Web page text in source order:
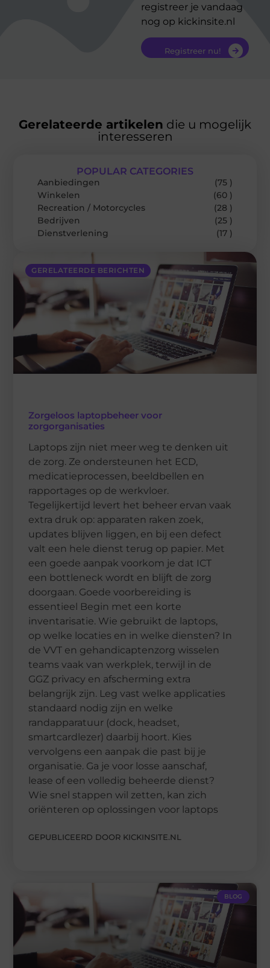
registreer je vandaag
nog op kickinsite.nl
Registreer nu!
Gerelateerde artikelen die u mogelijk
interesseren
GERELATEERDE BERICHTEN
Zorgeloos laptopbeheer voor
zorgorganisaties
Laptops zijn niet meer weg te denken uit
de zorg. Ze ondersteunen het ECD,
medicatieprocessen, beeldbellen en
rapportages op de werkvloer.
Tegelijkertijd levert het beheer ervan vaak
extra druk op: apparaten raken zoek,
updates blijven liggen, en bij een defect
valt een hele dienst terug op papier. Met
een goede aanpak voorkom je dat ICT
een bottleneck wordt en blijft de zorg
doorgaan. Goede voorbereiding is
essentieel Begin met een korte
inventarisatie. Wie gebruikt de laptops,
op welke locaties en in welke diensten? In
de VVT en gehandicaptenzorg wisselen
teams vaak van werkplek, terwijl in de
GGZ privacy en afscherming extra
belangrijk zijn. Leg vast welke applicaties
standaard nodig zijn en welke
randapparatuur (dock, headset,
smartcardlezer) daarbij hoort. Kies
vervolgens een aanpak die past bij je
organisatie. Ga je voor losse aanschaf,
lease of een volledig beheerde dienst?
Wie snel stappen wil zetten, kan zich
oriënteren op oplossingen voor laptops
GEPUBLICEERD DOOR KICKINSITE.NL
POPULAR CATEGORIES
Aanbiedingen
(75 )
Winkelen
(60 )
Recreation / Motorcycles
(28 )
Bedrijven
(25 )
Dienstverlening
(17 )
BLOG